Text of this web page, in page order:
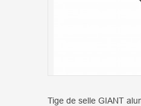
Tige de selle GIANT